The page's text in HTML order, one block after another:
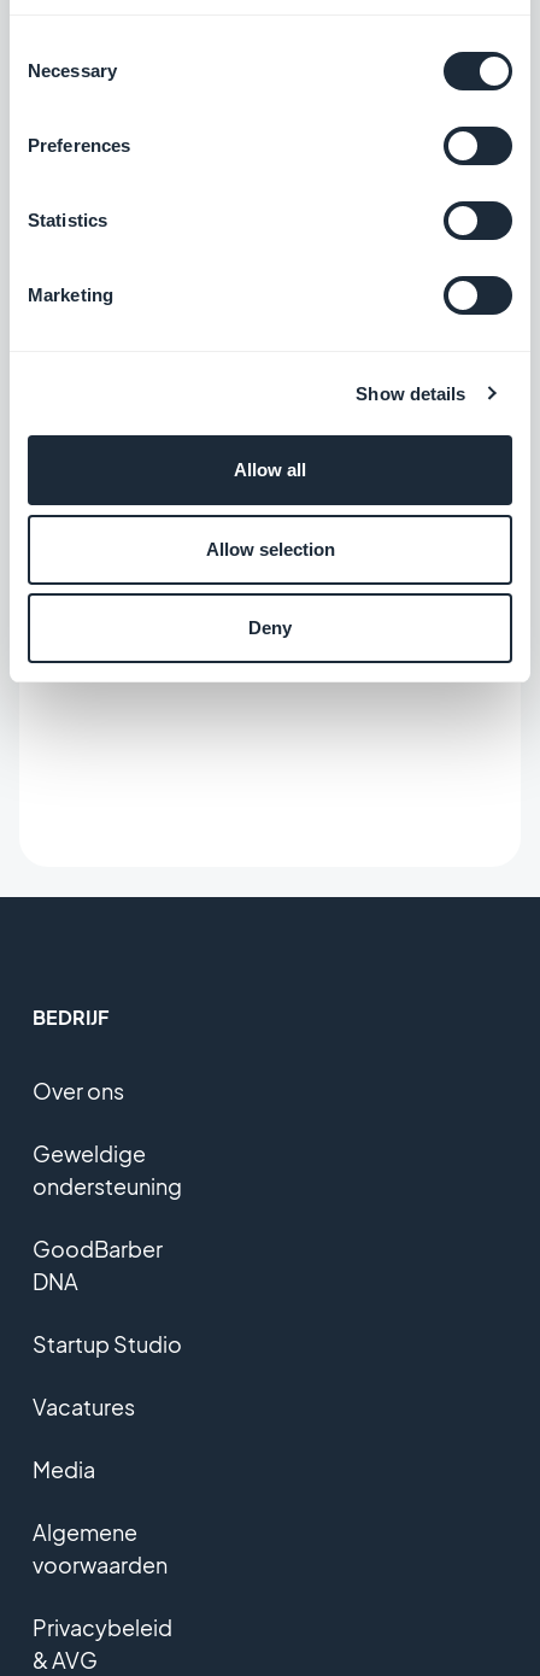
Selection
Necessary
Preferences
Statistics
Marketing
Show details
Allow all
Allow selection
Deny
GoodBarber. Via deze blog deel ik praktische
tips om het maximale uit GoodBarber te halen,
mobiele apps en no-code veranderen, en
kunstmatige intelligentie op onze sector. Als
een artikel een vraag, idee of ervaring bij je
BEDRIJF
Over ons
Geweldige
ondersteuning
GoodBarber
DNA
Startup Studio
Vacatures
Media
Algemene
voorwaarden
Privacybeleid
& AVG